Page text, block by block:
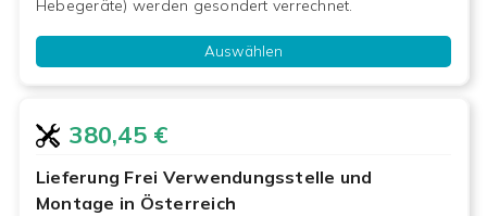
Hebegeräte) werden gesondert verrechnet.
Auswählen
380,45 €
Lieferung Frei Verwendungsstelle und
Montage in Österreich